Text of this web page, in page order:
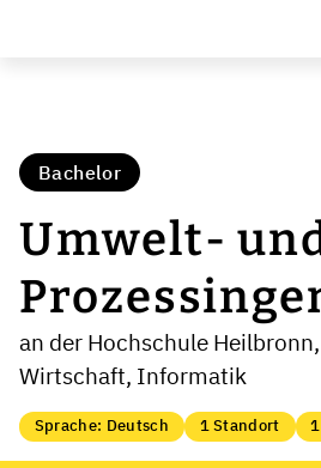
Bachelor
Umwelt-
an der Hochschule
Wirtschaft, Informatik
Sprache: Deutsch 1 Standort